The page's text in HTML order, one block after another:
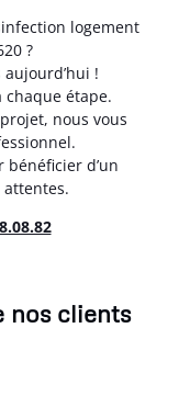
logement
?
!
chaque étape.
nous vous
bénéficier d’un
nos clients